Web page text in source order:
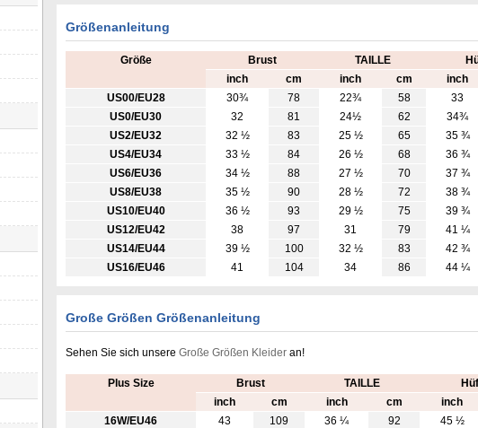
Größenanleitung
Größe Brust TAILLE
inch
cm inch cm inch
US00/EU28
30¾ 78 22¾ 58 33
US0/EU30
32 81 24½ 62 34¾
US2/EU32
32 ½ 83 25 ½ 65 35 ¾
US4/EU34
33 ½ 84 26 ½ 68 36 ¾
US6/EU36
34 ½ 88 27 ½ 70 37 ¾
US8/EU38
35 ½ 90 28 ½ 72 38 ¾
US10/EU40
36 ½ 93 29 ½ 75 39 ¾
US12/EU42
38 97 31 79 41 ¼
US14/EU44
39 ½ 100 32 ½ 83 42 ¾
US16/EU46
41 104 34 86 44 ¼
Große Größen Größenanleitung
Sehen Sie sich unsere Große Größen Kleider an!
Plus Size Brust TAILLE
inch
cm inch cm inch
16W/EU46
43 109 36 ¼ 92 45 ½